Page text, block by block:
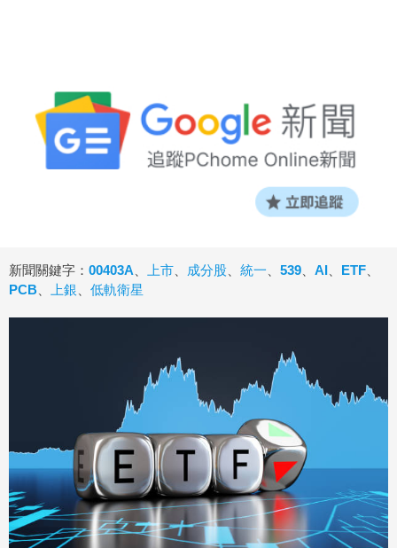
新聞關鍵字： 00403A 上市 成分股 統一 539 AI ETF
PCB
上銀 低軌衛星